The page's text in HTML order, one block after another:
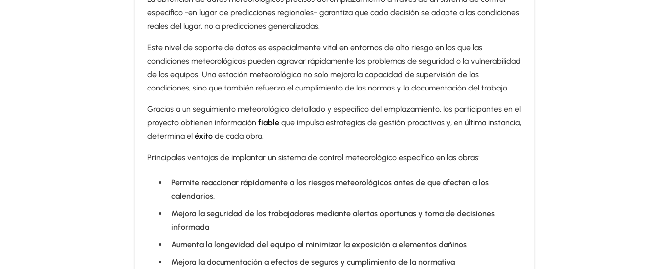
específico -en lugar de predicciones regionales- garantiza que cada decisión se adapte a las condiciones
reales del lugar, no a predicciones generalizadas.
Este nivel de soporte de datos es especialmente vital en entornos de alto riesgo en los que las
condiciones meteorológicas pueden agravar rápidamente los problemas de seguridad o la vulnerabilidad
de los equipos. Una estación meteorológica no solo mejora la capacidad de supervisión de las
condiciones, sino que también refuerza el cumplimiento de las normas y la documentación del trabajo.
Gracias a un seguimiento meteorológico detallado y específico del emplazamiento, los participantes en el
proyecto obtienen información fiable que impulsa estrategias de gestión proactivas y, en última instancia,
determina el éxito de cada obra.
Principales ventajas de implantar un sistema de control meteorológico específico en las obras:
Permite reaccionar rápidamente a los riesgos meteorológicos antes de que afecten a los
calendarios.
Mejora la seguridad de los trabajadores mediante alertas oportunas y toma de decisiones
informada
Aumenta la longevidad del equipo al minimizar la exposición a elementos dañinos
Mejora la documentación a efectos de seguros y cumplimiento de la normativa